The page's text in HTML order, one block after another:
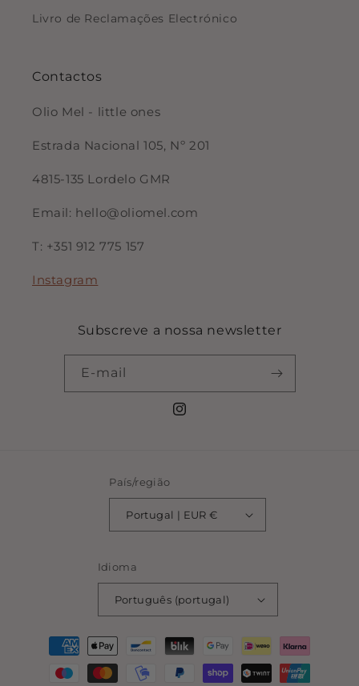
Livro de Reclamações Electrónico
Contactos
Olio Mel - little ones
Estrada Nacional 105, Nº 201
4815-135 Lordelo GMR
Email: hello@oliomel.com
T: +351 912 775 157
Instagram
Subscreve a nossa newsletter
E-mail
Instagram
País/região
Portugal | EUR €
Idioma
Português (portugal)
Métodos
pagamento